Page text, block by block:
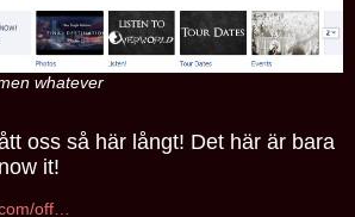
whatever
oss så här långt! Det här är bara
it!